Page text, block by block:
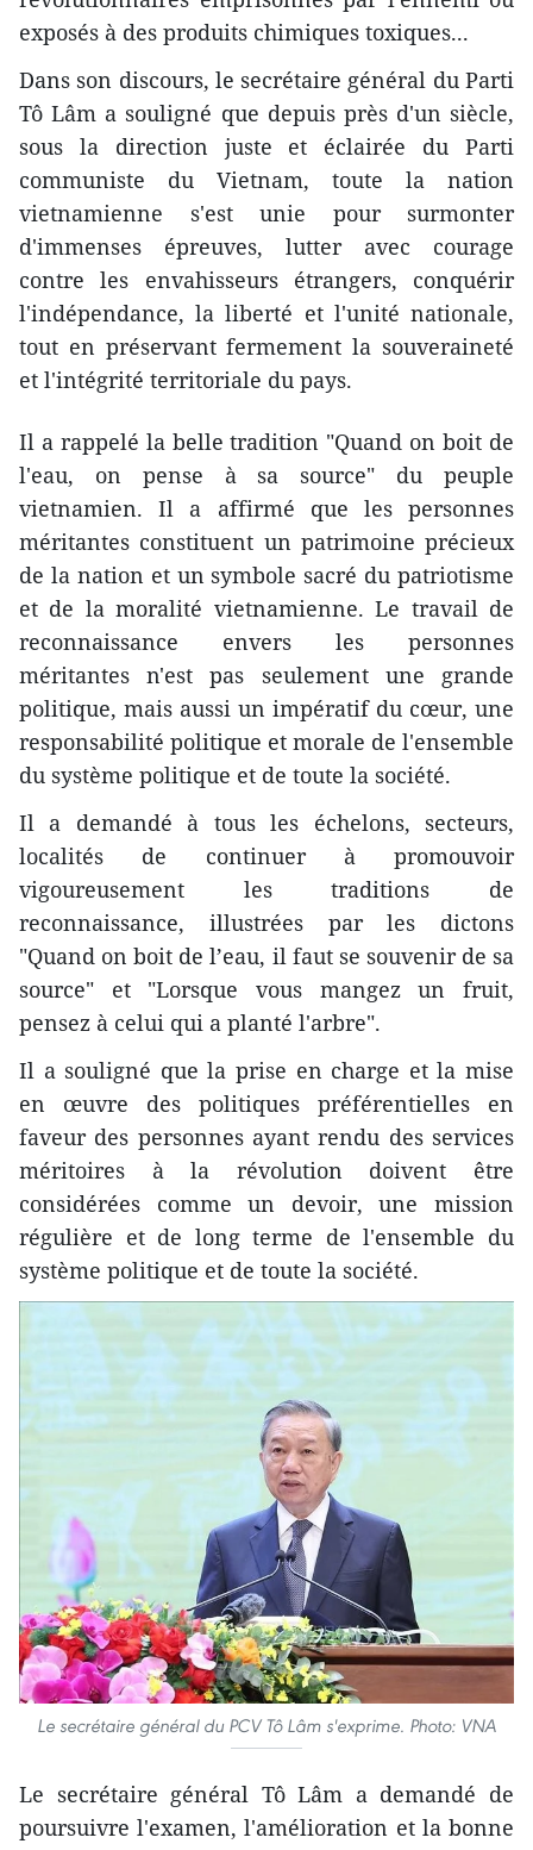
exposés à des produits chimiques toxiques...
Dans son discours, le secrétaire général du Parti
Tô Lâm a souligné que depuis près d'un siècle,
sous la direction juste et éclairée du Parti
communiste du Vietnam, toute la nation
vietnamienne s'est unie pour surmonter
d'immenses épreuves, lutter avec courage
contre les envahisseurs étrangers, conquérir
l'indépendance, la liberté et l'unité nationale,
tout en préservant fermement la souveraineté
et l'intégrité territoriale du pays.
Il a rappelé la belle tradition "Quand on boit de
l'eau, on pense à sa source" du peuple
vietnamien. Il a affirmé que les personnes
méritantes constituent un patrimoine précieux
de la nation et un symbole sacré du patriotisme
et de la moralité vietnamienne. Le travail de
reconnaissance envers les personnes
méritantes n'est pas seulement une grande
politique, mais aussi un impératif du cœur, une
responsabilité politique et morale de l'ensemble
du système politique et de toute la société.
Il a demandé à tous les échelons, secteurs,
localités de continuer à promouvoir
vigoureusement les traditions de
reconnaissance, illustrées par les dictons
"Quand on boit de l’eau, il faut se souvenir de sa
source" et "Lorsque vous mangez un fruit,
pensez à celui qui a planté l'arbre".
Il a souligné que la prise en charge et la mise
en œuvre des politiques préférentielles en
faveur des personnes ayant rendu des services
méritoires à la révolution doivent être
considérées comme un devoir, une mission
régulière et de long terme de l'ensemble du
système politique et de toute la société.
Le secrétaire général du PCV Tô Lâm s'exprime. Photo: VNA
Le secrétaire général Tô Lâm a demandé de
poursuivre l'examen, l'amélioration et la bonne